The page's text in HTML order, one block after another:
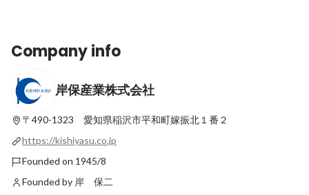
【社員のMBTIを大公開】岸保産業にはど
んな人が集まっている？
Latest Latest
Company info
岸保産業株式会社
〒490-1323 愛知県稲沢市平和町嫁振北１番２
https://kishiyasu.co.jp
Founded on 1945/8
Founded by 岸 保二